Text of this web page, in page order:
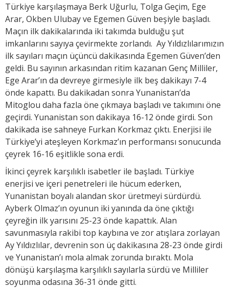
Türkiye karşılaşmaya Berk Uğurlu, Tolga Geçim, Ege
Arar, Okben Ulubay ve Egemen Güven beşiyle başladı.
Maçın ilk dakikalarında iki takımda bulduğu şut
imkanlarını sayıya çevirmekte zorlandı. Ay Yıldızlılarımızın
ilk sayıları maçın üçüncü dakikasında Egemen Güven’den
geldi. Bu sayının arkasından ritim kazanan Genç Milliler,
Ege Arar’ın da devreye girmesiyle ilk beş dakikayı 7-4
önde kapattı. Bu dakikadan sonra Yunanistan’da
Mitoglou daha fazla öne çıkmaya başladı ve takımını öne
geçirdi. Yunanistan son dakikaya 16-12 önde girdi. Son
dakikada ise sahneye Furkan Korkmaz çıktı. Enerjisi ile
Türkiye’yi ateşleyen Korkmaz’ın performansı sonucunda
çeyrek 16-16 eşitlikle sona erdi.
İkinci çeyrek karşılıklı isabetler ile başladı. Türkiye
enerjisi ve içeri penetreleri ile hücum ederken,
Yunanistan boyalı alandan skor üretmeyi sürdürdü.
Ayberk Olmaz’ın oyunun iki yanında da öne çıktığı
çeyreğin ilk yarısını 25-23 önde kapattık. Alan
savunmasıyla rakibi top kaybına ve zor atışlara zorlayan
Ay Yıldızlılar, devrenin son üç dakikasına 28-23 önde girdi
ve Yunanistan’ı mola almak zorunda bıraktı. Mola
dönüşü karşılaşma karşılıklı sayılarla sürdü ve Milliler
soyunma odasına 36-31 önde gitti.